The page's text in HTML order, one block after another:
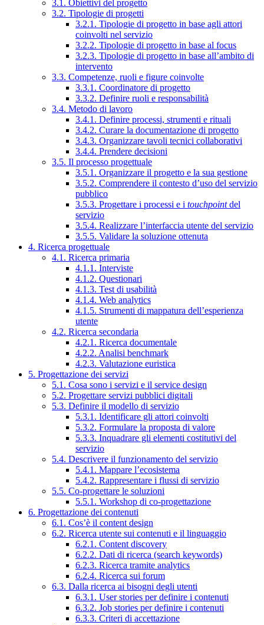
3.1. Obiettivi del progetto
3.2. Tipologie di progetti
3.2.1. Tipologie di progetto in base agli attori
coinvolti nel servizio
3.2.2. Tipologie di progetto in base al focus
3.2.3. Tipologie di progetto in base all’ambito di
intervento
3.3. Competenze, ruoli e figure coinvolte
3.3.1. Coordinatore di progetto
3.3.2. Definire ruoli e responsabilità
3.4. Metodo di lavoro
3.4.1. Definire processi, strumenti e rituali
3.4.2. Curare la documentazione di progetto
3.4.3. Organizzare tavoli tecnici collaborativi
3.4.4. Prendere decisioni
3.5. Il processo progettuale
3.5.1. Organizzare il progetto e la sua gestione
3.5.2. Comprendere il contesto d’uso del servizio
pubblico
3.5.3. Progettare i processi e i touchpointdel
servizio
3.5.4. Realizzare l’interfaccia utente del servizio
3.5.5. Validare la soluzione ottenuta
4. Ricerca progettuale
4.1. Ricerca primaria
4.1.1. Interviste
4.1.2. Questionari
4.1.3. Test di usabilità
4.1.4. Web analytics
4.1.5. Strumenti di mappatura dell’esperienza
utente
4.2. Ricerca secondaria
4.2.1. Ricerca documentale
4.2.2. Analisi benchmark
4.2.3. Valutazione euristica
5. Progettazione dei servizi
5.1. Cosa sono i servizi e il service design
5.2. Progettare servizi pubblici digitali
5.3. Definire il modello di servizio
5.3.1. Identificare gli attori coinvolti
5.3.2. Formulare la proposta di valore
5.3.3. Inquadrare gli elementi costitutivi del
servizio
5.4. Descrivere il funzionamento del servizio
5.4.1. Mappare l’ecosistema
5.4.2. Rappresentare i flussi di servizio
5.5. Co-progettare le soluzioni
5.5.1. Workshop di co-progettazione
6. Progettazione dei contenuti
6.1. Cos’è il content design
6.2. Ricerca utente sui contenuti e il linguaggio
6.2.1. Content discovery
6.2.2. Dati di ricerca (search keywords)
6.2.3. Ricerca tramite analytics
6.2.4. Ricerca sui forum
6.3. Dalla ricerca ai bisogni degli utenti
6.3.1. User stories per definire i contenuti
6.3.2. Job stories per definire i contenuti
6.3.3. Criteri di accettazione